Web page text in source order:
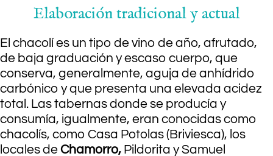
Elaboración tradicional y actual
El chacolí es un tipo de vino de año, afrutado,
de baja graduación y escaso cuerpo, que
conserva, generalmente, aguja de anhídrido
carbónico y que presenta una elevada acidez
total. Las tabernas donde se producía y
consumía, igualmente, eran conocidas como
chacolís, como Casa Potolas (Briviesca), los
locales deChamorro, Pildorita y Samuel